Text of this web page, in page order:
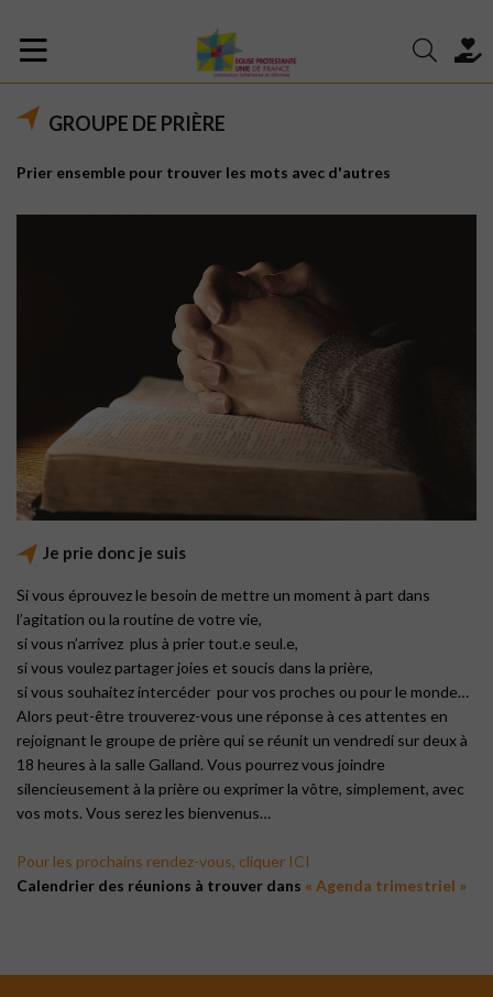
GROUPE DE PRIÈRE
Prier ensemble pour trouver les mots avec d'autres
Je prie donc je suis
Si vous éprouvez le besoin de mettre un moment à part dans
l’agitation ou la routine de votre vie,
si vous n’arrivez plus à prier tout.e seul.e,
si vous voulez partager joies et soucis dans la prière,
si vous souhaitez intercéder pour vos proches ou pour le monde…
Alors peut-être trouverez-vous une réponse à ces attentes en
rejoignant le groupe de prière qui se réunit un vendredi sur deux à
18 heures à la salle Galland. Vous pourrez vous joindre
silencieusement à la prière ou exprimer la vôtre, simplement, avec
vos mots. Vous serez les bienvenus…
Pour les prochains rendez-vous, cliquer ICI
Calendrier des réunions à trouver dans « Agenda trimestriel »